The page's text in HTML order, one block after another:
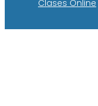
Clases Online